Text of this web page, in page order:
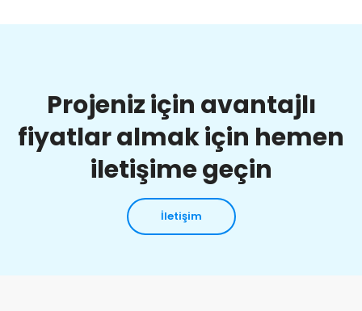
Projeniz için avantajlı
fiyatlar almak için hemen
iletişime geçin
İletişim